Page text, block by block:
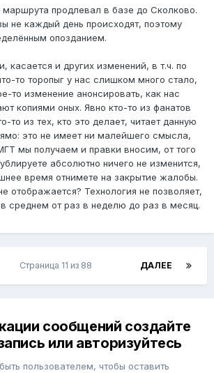
продлевал в базе до Сколково.
не каждый день происходят, поэтому
опозданием.
касается и других изменений, в т.ч. по
то торопыг у нас слишком много стало,
то изменение анонсировать, как нас
копиями оных. Явно кто-то из фанатов
то из тех, кто это делает, читает данную
это не имеет ни малейшего смысла,
мы получаем и правки вносим, от того
абсолютно ничего не изменится,
время отнимете на закрытие жалобы.
отображается? Технология не позволяет,
среднем от раз в неделю до раз в месяц.
ДАЛЕЕ
Страница 11 из 88
сообщений создайте
или авторизуйтесь
пользователем, чтобы оставить